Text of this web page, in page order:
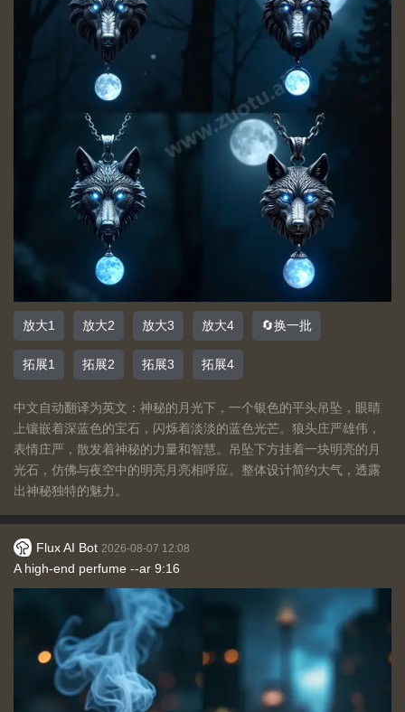
放大1 放大2 放大3 放大4 🔄换一批
拓展1 拓展2 拓展3 拓展4
中文自动翻译为英文：神秘的月光下，一个银色的平头吊坠，眼睛
上镶嵌着深蓝色的宝石，闪烁着淡淡的蓝色光芒。狼头庄严雄伟，
表情庄严，散发着神秘的力量和智慧。吊坠下方挂着一块明亮的月
光石，仿佛与夜空中的明亮月亮相呼应。整体设计简约大气，透露
出神秘独特的魅力。
Flux AI Bot 2026-08-07 12:08
A high-end perfume --ar 9:16